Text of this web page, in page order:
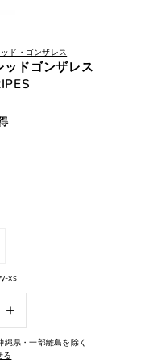
ド・ゴンザレス
ドゴンザレス
xs
+
県・一部離島を除く
る